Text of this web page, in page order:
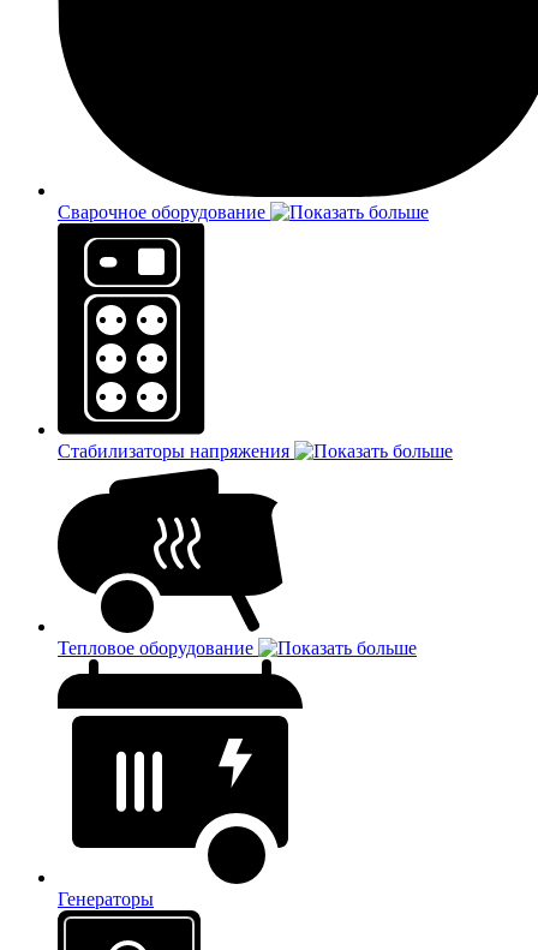
Сварочное оборудование
Стабилизаторы напряжения
Тепловое оборудование
Генераторы